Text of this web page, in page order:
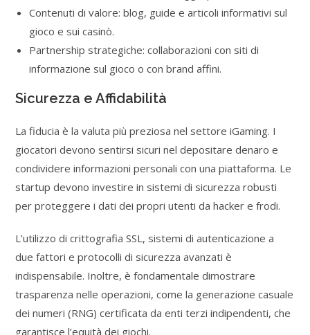
Contenuti di valore: blog, guide e articoli informativi sul
gioco e sui casinò.
Partnership strategiche: collaborazioni con siti di
informazione sul gioco o con brand affini.
Sicurezza e Affidabilità
La fiducia è la valuta più preziosa nel settore iGaming. I
giocatori devono sentirsi sicuri nel depositare denaro e
condividere informazioni personali con una piattaforma. Le
startup devono investire in sistemi di sicurezza robusti
per proteggere i dati dei propri utenti da hacker e frodi.
L’utilizzo di crittografia SSL, sistemi di autenticazione a
due fattori e protocolli di sicurezza avanzati è
indispensabile. Inoltre, è fondamentale dimostrare
trasparenza nelle operazioni, come la generazione casuale
dei numeri (RNG) certificata da enti terzi indipendenti, che
garantisce l’equità dei giochi.